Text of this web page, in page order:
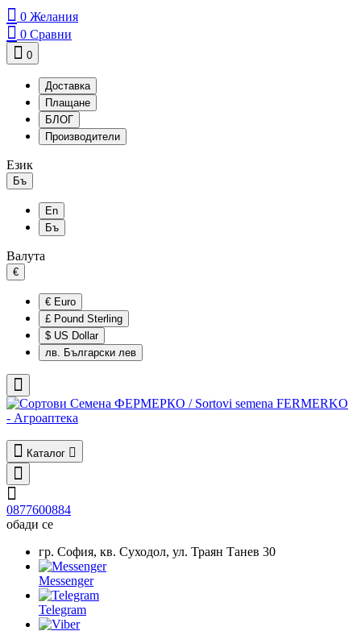
0 Желания
0 Сравни
0
Доставка
Плащане
БЛОГ
Производители
Език
Бъ
En
Бъ
Валута
€
€ Euro
£ Pound Sterling
$ US Dollar
лв. Български лев
Каталог
0877600884
обади се
гр. София, кв. Суходол, ул. Траян Танев 30
Messenger
Telegram